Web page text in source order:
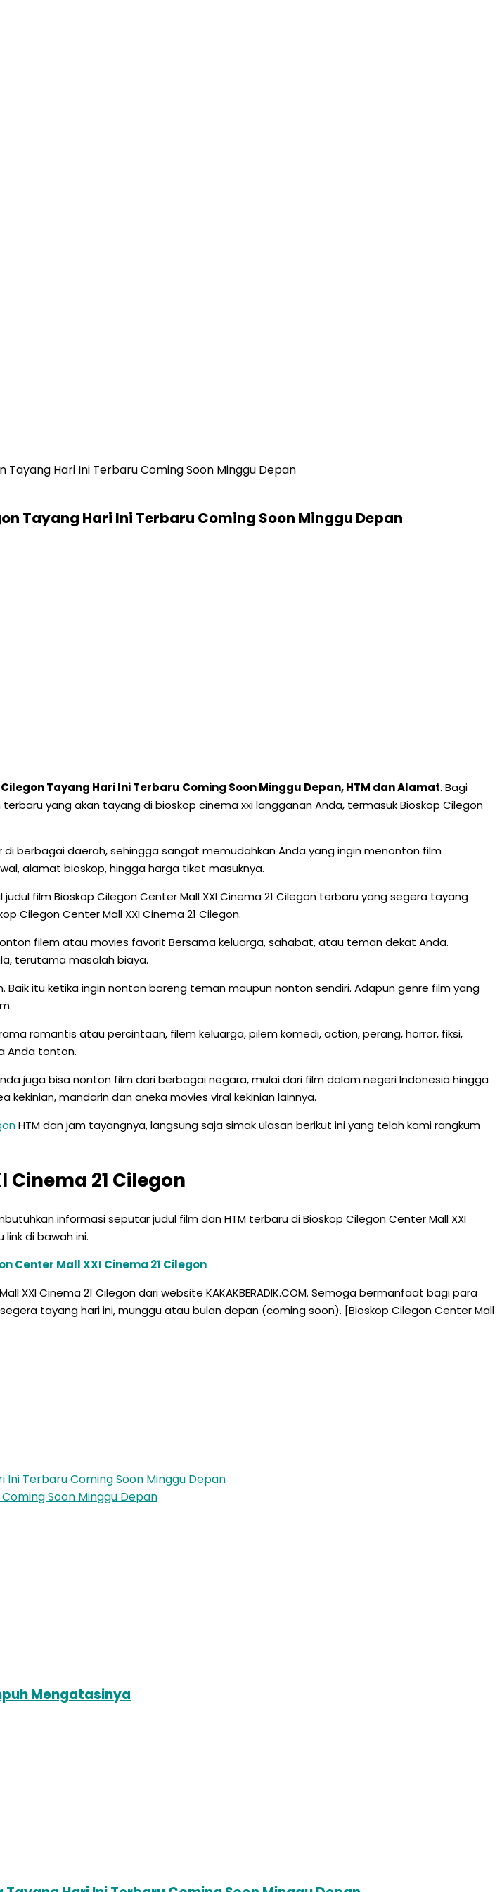
Tayang Hari Ini Terbaru Coming Soon Minggu Depan
Tayang Hari Ini Terbaru Coming Soon Minggu Depan
Tayang Hari Ini Terbaru Coming Soon Minggu Depan, HTM dan Alamat. Bagi
yang akan tayang di bioskop cinema xxi langganan Anda, termasuk Bioskop Cilegon
berbagai daerah, sehingga sangat memudahkan Anda yang ingin menonton film
alamat bioskop, hingga harga tiket masuknya.
judul film Bioskop Cilegon Center Mall XXI Cinema 21 Cilegon terbaru yang segera tayang
Cilegon Center Mall XXI Cinema 21 Cilegon.
filem atau movies favorit Bersama keluarga, sahabat, atau teman dekat Anda.
terutama masalah biaya.
itu ketika ingin nonton bareng teman maupun nonton sendiri. Adapun genre film yang
romantis atau percintaan, filem keluarga, pilem komedi, action, perang, horror, fiksi,
Anda tonton.
juga bisa nonton film dari berbagai negara, mulai dari film dalam negeri Indonesia hingga
mandarin dan aneka movies viral kekinian lainnya.
HTM dan jam tayangnya, langsung saja simak ulasan berikut ini yang telah kami rangkum
Cinema 21 Cilegon
informasi seputar judul film dan HTM terbaru di Bioskop Cilegon Center Mall XXI
di bawah ini.
Center Mall XXI Cinema 21 Cilegon
Cinema 21 Cilegon dari website KAKAKBERADIK.COM. Semoga bermanfaat bagi para
tayang hari ini, munggu atau bulan depan (coming soon). [Bioskop Cilegon Center Mall
Ini Terbaru Coming Soon Minggu Depan
Soon Minggu Depan
Mengatasinya